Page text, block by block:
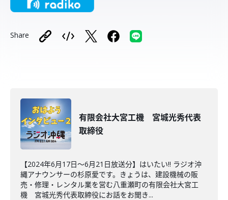
Share
有限会社大宮工機 宮城光秀代表
取締役
【2024年6月17日～6月21日放送分】はいたい!! ラジオ沖
縄アナウンサーの杉原愛です。きょうは、建設機械の販
売・修理・レンタル業を営む八重瀬町の有限会社大宮工
機 宮城光秀代表取締役にお話をお聞き...